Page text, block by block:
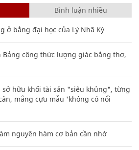
Bình luận nhiều
ở bằng đại học của Lý Nhã Kỳ
Bảng công thức lượng giác bằng thơ,
sở hữu khối tài sản "siêu khủng", từng
mắng cựu mẫu 'không có nổi
nguyên hàm cơ bản cần nhớ